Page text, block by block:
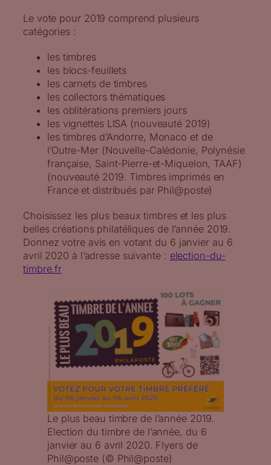
Le vote pour 2019 comprend plusieurs
catégories :
les timbres
les blocs-feuillets
les carnets de timbres
les collectors thématiques
les oblitérations premiers jours
les vignettes LISA (nouveauté 2019)
les timbres d’Andorre, Monaco et de
l’Outre-Mer (Nouvelle-Calédonie, Polynésie
française, Saint-Pierre-et-Miquelon, TAAF)
(nouveauté 2019. Timbres imprimés en
France et distribués par Phil@poste)
Choisissez les plus beaux timbres et les plus
belles créations philatéliques de l’année 2019.
Donnez votre avis en votant du 6 janvier au 6
avril 2020 à l’adresse suivante : election-du-
timbre.fr
Le plus beau timbre de l’année 2019.
Election du timbre de l’année, du 6
janvier au 6 avril 2020. Flyers de
Phil@poste (© Phil@poste)